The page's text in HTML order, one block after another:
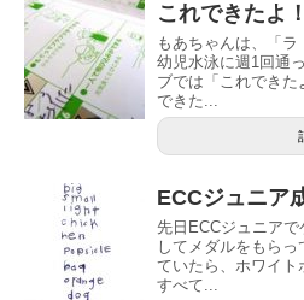
これできたよ！
もあちゃんは、「
幼児水泳に週1回通
ブでは「これできた
できた...
ECCジュニア
先日ECCジュニア
してメダルをもら
ていたら、ホワイト
すべて...